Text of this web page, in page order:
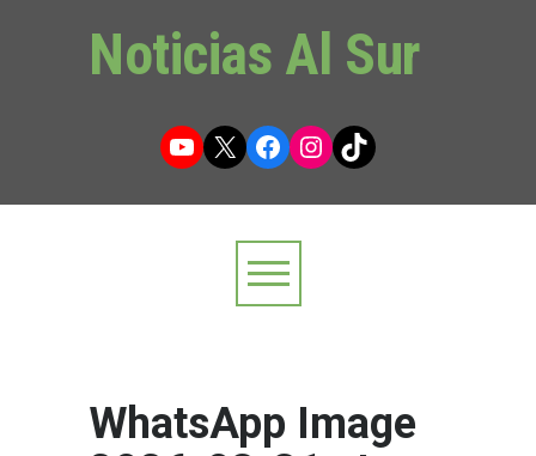
Noticias Al Sur
YouTube
X Facebook
Instagram
TikTok
WhatsApp Image